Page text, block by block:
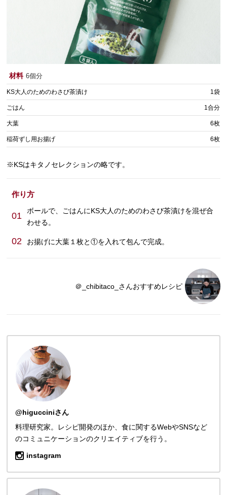
材料 6個分
KS大人のためのわさび茶漬け 1袋
ごはん 1合分
大葉 6枚
稲荷ずし用お揚げ 6枚
※KSはキタノセレクションの略です。
作り方
01
ボールで、ごはんにKS大人のためのわさび茶漬けを混ぜ合
わせる。
02 お揚げに大葉１枚と①を入れて包んで完成。
＠_chibitaco_さんおすすめレシピ
@higucciniさん
料理研究家。レシピ開発のほか、食に関するWebやSNSなど
のコミュニケーションのクリエイティブを行う。
instagram